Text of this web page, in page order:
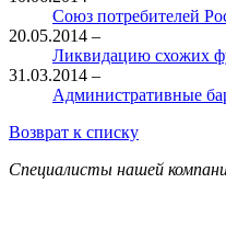
Союз потребителей
20.05.2014 –
Ликвидацию схожих
31.03.2014 –
Административные
Возврат к списку
Специалисты нашей